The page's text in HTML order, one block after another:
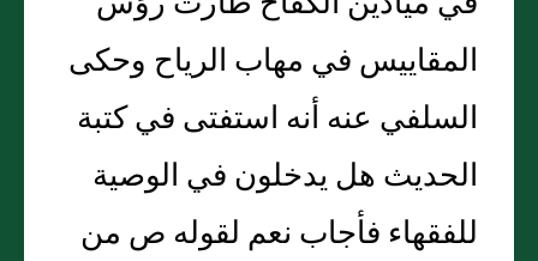
المقاييس في مهاب الرياح وحكى
السلفي عنه أنه استفتى في كتبة
الحديث هل يدخلون في الوصية
للفقهاء فأجاب نعم لقوله ص من